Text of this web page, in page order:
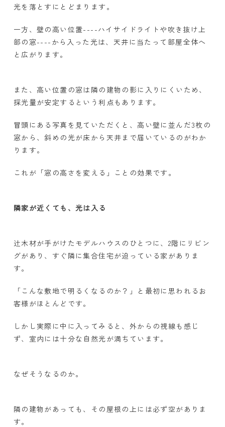
光を落とすにとどまります。
一方、壁の高い位置----ハイサイドライトや吹き抜け上
部の窓---- から入った光は、天井に当たって部屋全体へ
と広がります。
また、高い位置の窓は隣の建物の影に入りにくいため、
採光量が安定するという利点もあります。
冒頭にある写真を見ていただくと、高い壁に並んだ3枚の
窓から、斜めの光が床から天井まで届いているのがわか
ります。
これが「窓の高さを変える」ことの効果です。
隣家が近くても、光は入る
辻木材が手がけたモデルハウスのひとつに、 2階にリビン
グがあり、すぐ隣に集合住宅が迫っている家がありま
す。
「こんな敷地で明るくなるのか？」と最初に思われるお
客様がほとんどです。
しかし実際に中に入ってみると、外からの視線も感じ
ず、室内には十分な自然光が満ちています。
なぜそうなるのか。
隣の建物があっても、その屋根の上には必ず空がありま
す。